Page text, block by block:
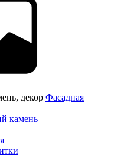
Фасадная
камень